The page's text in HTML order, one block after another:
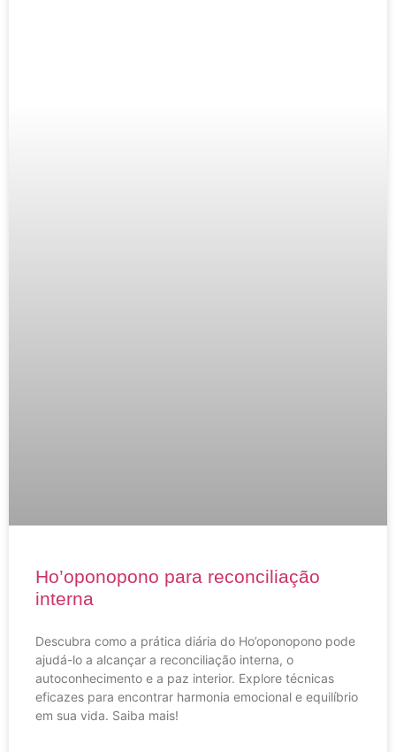
Ho’oponopono para reconciliação
interna
Descubra como a prática diária do Ho’oponopono pode
ajudá-lo a alcançar a reconciliação interna, o
autoconhecimento e a paz interior. Explore técnicas
eficazes para encontrar harmonia emocional e equilíbrio
em sua vida. Saiba mais!